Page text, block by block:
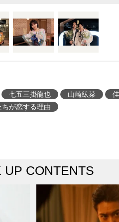
七五三掛龍也 山崎紘菜
ちが恋する理由
UP CONTENTS